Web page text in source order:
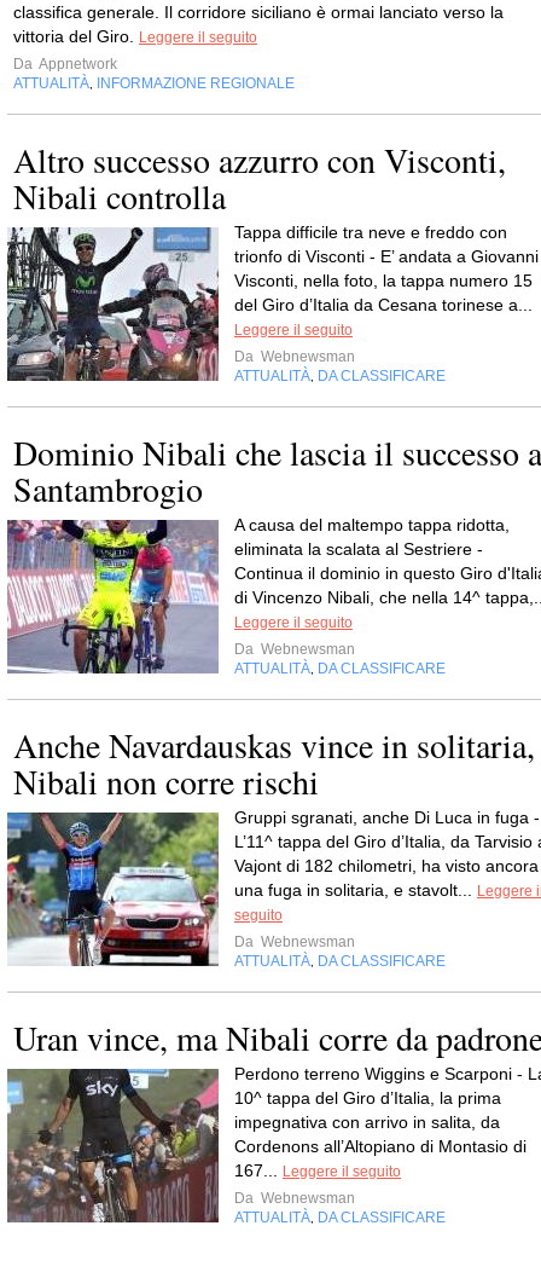
classifica generale. Il corridore siciliano è ormai lanciato verso la
vittoria del Giro.
Leggere il seguito
Da Appnetwork
ATTUALITÀ INFORMAZIONE REGIONALE
Altro successo azzurro con Visconti,
Nibali controlla
Tappa difficile tra neve e freddo con
trionfo di Visconti - E’ andata a Giovanni
Visconti, nella foto, la tappa numero 15
del Giro d’Italia da Cesana torinese a...
Leggere il seguito
Da Webnewsman
ATTUALITÀ DA CLASSIFICARE
Dominio Nibali che lascia il successo a
Santambrogio
A causa del maltempo tappa ridotta,
eliminata la scalata al Sestriere -
Continua il dominio in questo Giro
di Vincenzo Nibali, che nella 14^
Leggere il seguito
Da Webnewsman
ATTUALITÀ DA CLASSIFICARE
Anche Navardauskas vince in solitaria,
Nibali non corre rischi
Gruppi sgranati, anche Di Luca in fuga -
L’11^ tappa del Giro d’Italia, da Tarvisio
Vajont di 182 chilometri, ha visto ancora
una fuga in solitaria, e stavolt...
Leggere
seguito
Da Webnewsman
ATTUALITÀ DA CLASSIFICARE
Uran vince, ma Nibali corre da
Perdono terreno Wiggins e Scarponi -
10^ tappa del Giro d’Italia, la prima
impegnativa con arrivo in salita, da
Cordenons all’Altopiano di Montasio di
167...
Leggere il seguito
Da Webnewsman
ATTUALITÀ DA CLASSIFICARE